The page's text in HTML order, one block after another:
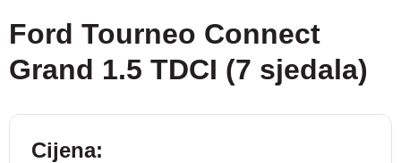
Ford Tourneo Connect
Grand 1.5 TDCI (7 sjedala)
Cijena: